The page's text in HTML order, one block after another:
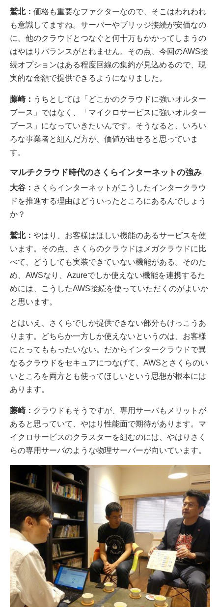
鷲北： 価格も重要なファクターなので、そこはわれわれ
も意識してますね。サーバーやブリッジ接続が安価なの
に、他のクラウドとつなぐと何十万もかかってしまうの
はやはりバランスがとれません。その点、今回のAWS接
続オプションはある程度回線の集約が見込めるので、現
実的な金額で提供できるようになりました。
藤崎： うちとしては「どこかのクラウドに強いオルター
ブース」ではなく、「マイクロサービスに強いオルター
ブース」になっていきたいんです。そうなると、いろい
ろな事業者と組んだ方が、価値が出せると思っていま
す。
マルチクラウド時代のさくらインターネットの強み
大谷： さくらインターネットがこうしたインタークラウ
ドを推進する理由はどういったところにあるんでしょう
か？
鷲北： やはり、お客様はほしい機能のあるサービスを使
います。その点、さくらのクラウドはメガクラウドに比
べて、どうしても実装できていない機能がある。そのた
め、AWSなり、Azureでしか使えない機能を連携するた
めには、こうしたAWS接続を使っていただくのがよいか
と思います。
とはいえ、さくらでしか提供できない部分もけっこうあ
ります。どちらか一方しか使えないというのは、お客様
にとってももったいない。だからインタークラウドで異
なるクラウドをセキュアにつなげて、AWSとさくらのい
いところを両方とも使ってほしいという思想が根本には
あります。
藤崎： クラウドもそうですが、専用サーバもメリットが
あると思っていて、やはり性能面で期待があります。マ
イクロサービスのクラスターを組むのには、やはりさく
らの専用サーバのような物理サーバーが向いています。